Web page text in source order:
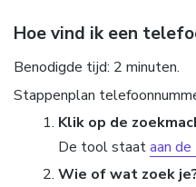
Hoe vind ik een
Benodigde tijd: 2 minuten.
Stappenplan
Klik op de
De tool staataan
Wie of wat zoek